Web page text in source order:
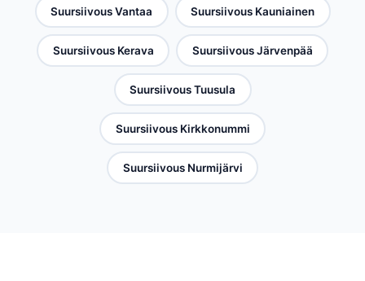
Suursiivous Vantaa Suursiivous Kauniainen
Suursiivous Kerava Suursiivous Järvenpää
Suursiivous Tuusula
Suursiivous Kirkkonummi
Suursiivous Nurmijärvi